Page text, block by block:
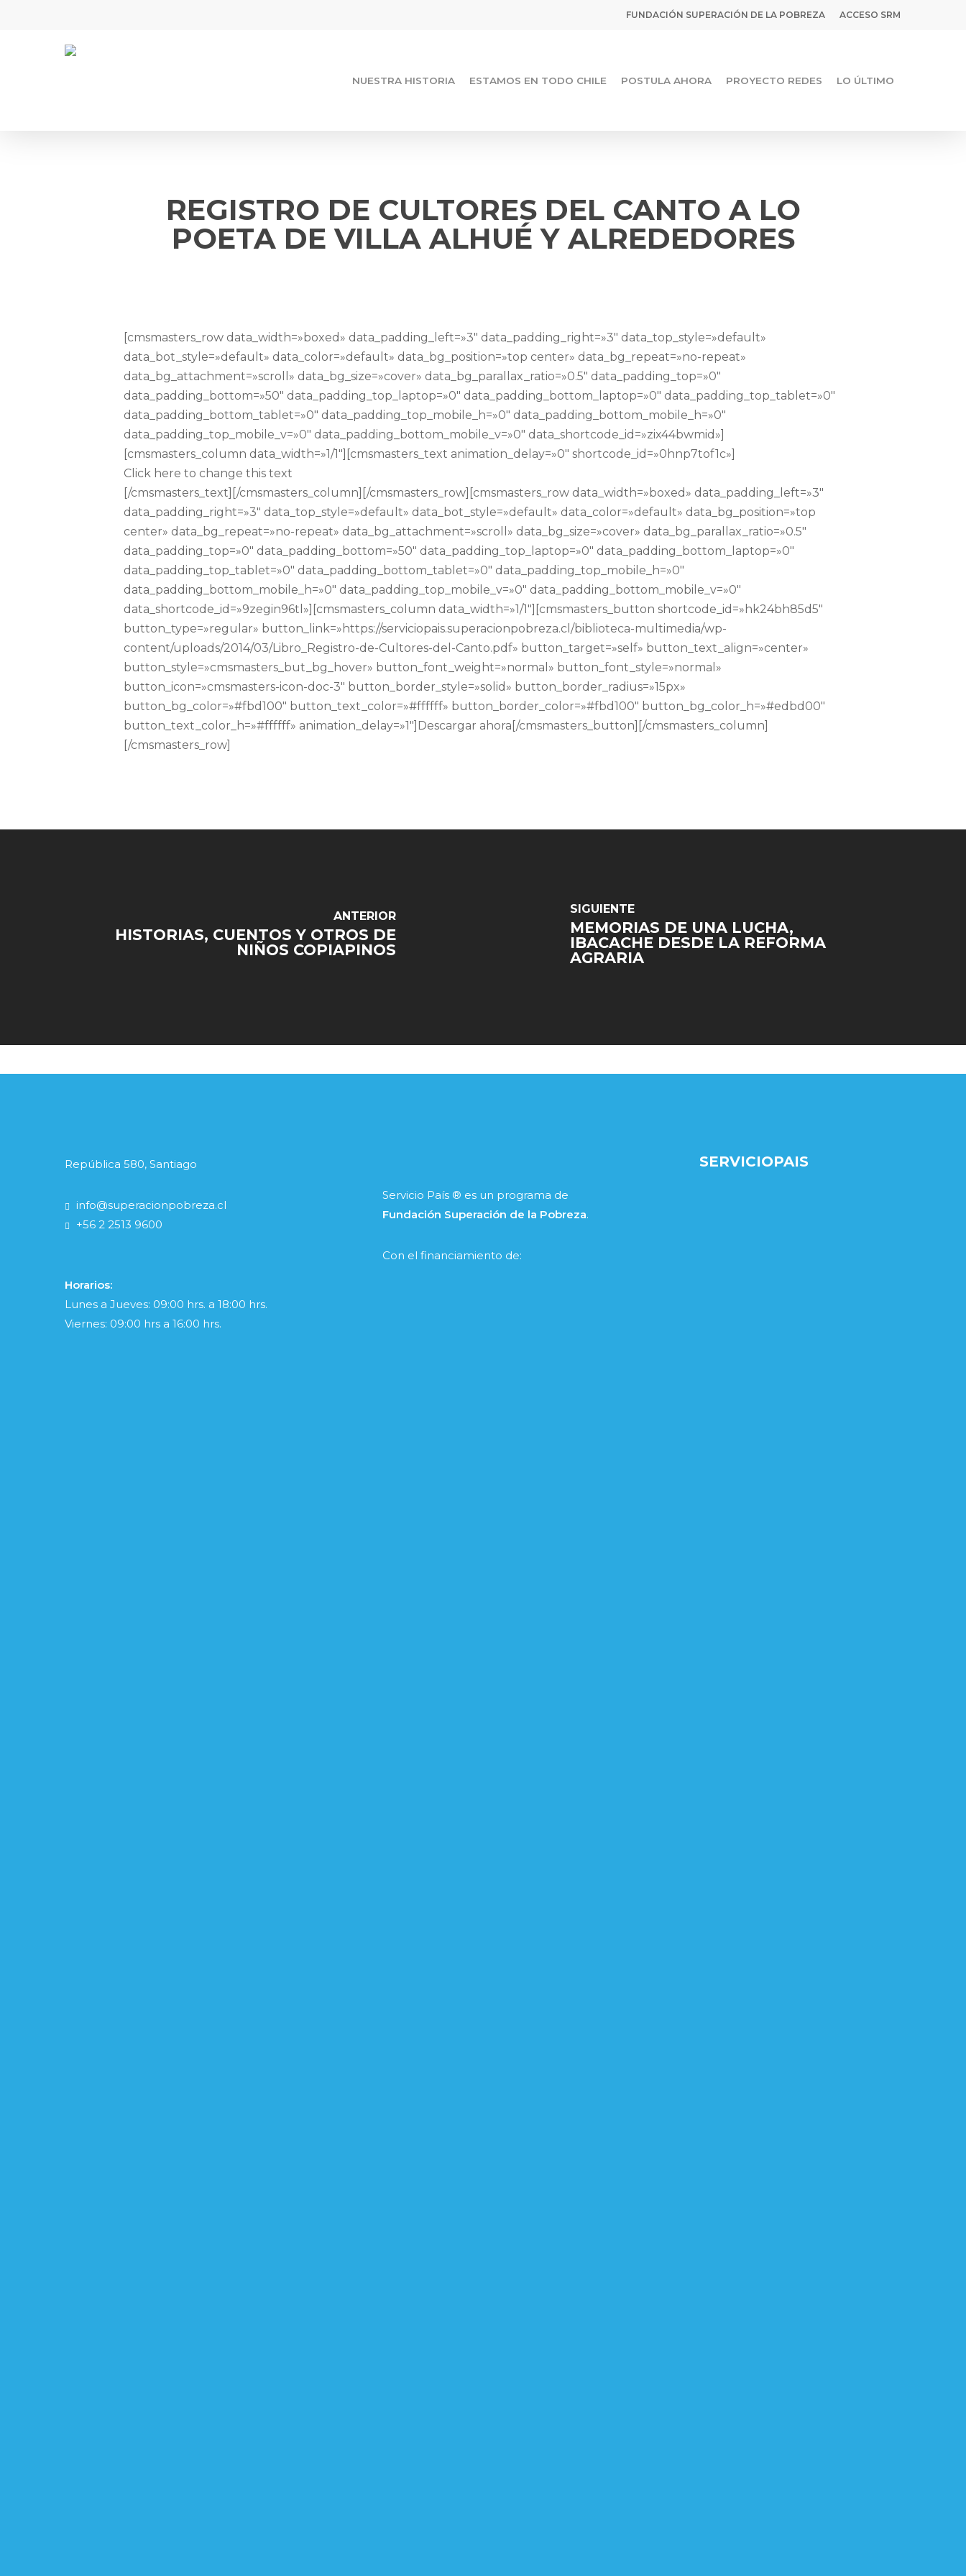
FUNDACIÓN SUPERACIÓN DE LA POBREZA ACCESO SRM
NUESTRA HISTORIA ESTAMOS EN TODO CHILE POSTULA AHORA PROYECTO REDES LO ÚLTIMO
REGISTRO DE CULTORES DEL CANTO A LO
POETA DE VILLA ALHUÉ Y ALREDEDORES
[cmsmasters_row data_width=»boxed» data_padding_left=»3″ data_padding_right=»3″ data_top_style=»default»
data_bot_style=»default» data_color=»default» data_bg_position=»top center» data_bg_repeat=»no-repeat»
data_bg_attachment=»scroll» data_bg_size=»cover» data_bg_parallax_ratio=»0.5″ data_padding_top=»0″
data_padding_bottom=»50″ data_padding_top_laptop=»0″ data_padding_bottom_laptop=»0″ data_padding_top_tablet=»0″
data_padding_bottom_tablet=»0″ data_padding_top_mobile_h=»0″ data_padding_bottom_mobile_h=»0″
data_padding_top_mobile_v=»0″ data_padding_bottom_mobile_v=»0″ data_shortcode_id=»zix44bwmid»]
[cmsmasters_column data_width=»1/1″][cmsmasters_text animation_delay=»0″ shortcode_id=»0hnp7tof1c»]
Click here to change this text
[/cmsmasters_text][/cmsmasters_column][/cmsmasters_row][cmsmasters_row data_width=»boxed» data_padding_left=»3″
data_padding_right=»3″ data_top_style=»default» data_bot_style=»default» data_color=»default» data_bg_position=»top
center» data_bg_repeat=»no-repeat» data_bg_attachment=»scroll» data_bg_size=»cover» data_bg_parallax_ratio=»0.5″
data_padding_top=»0″ data_padding_bottom=»50″ data_padding_top_laptop=»0″ data_padding_bottom_laptop=»0″
data_padding_top_tablet=»0″ data_padding_bottom_tablet=»0″ data_padding_top_mobile_h=»0″
data_padding_bottom_mobile_h=»0″ data_padding_top_mobile_v=»0″ data_padding_bottom_mobile_v=»0″
data_shortcode_id=»9zegin96tl»][cmsmasters_column data_width=»1/1″][cmsmasters_button shortcode_id=»hk24bh85d5″
button_type=»regular» button_link=»https://serviciopais.superacionpobreza.cl/biblioteca-multimedia/wp-
content/uploads/2014/03/Libro_Registro-de-Cultores-del-Canto.pdf» button_target=»self» button_text_align=»center»
button_style=»cmsmasters_but_bg_hover» button_font_weight=»normal» button_font_style=»normal»
button_icon=»cmsmasters-icon-doc-3″ button_border_style=»solid» button_border_radius=»15px»
button_bg_color=»#fbd100″ button_text_color=»#ffffff» button_border_color=»#fbd100″ button_bg_color_h=»#edbd00″
button_text_color_h=»#ffffff» animation_delay=»1″]Descargar ahora[/cmsmasters_button][/cmsmasters_column]
[/cmsmasters_row]
ANTERIOR
HISTORIAS, CUENTOS Y OTROS DE
NIÑOS COPIAPINOS
SIGUIENTE
MEMORIAS DE UNA LUCHA,
IBACACHE DESDE LA REFORMA
AGRARIA
República 580, Santiago
info@superacionpobreza.cl
+56 2 2513 9600
Horarios:
Lunes a Jueves: 09:00 hrs. a 18:00 hrs.
Viernes: 09:00 hrs a 16:00 hrs.
Servicio País ® es un programa de
Fundación Superación de la Pobreza.
Con el financiamiento de:
SERVICIOPAIS